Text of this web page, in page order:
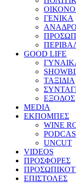
ΓΕΝΙΚΑ
GOOD LIFE
ΤΑΞΙΔΙΑ
ΕΞΟΔΟΣ
MEDIA
ΕΚΠΟΜΠΕΣ
WINE
UNCUT
VIDEOS
ΠΡΟΣΦΟΡΕΣ
ΕΠΙΣΤΟΛΕΣ